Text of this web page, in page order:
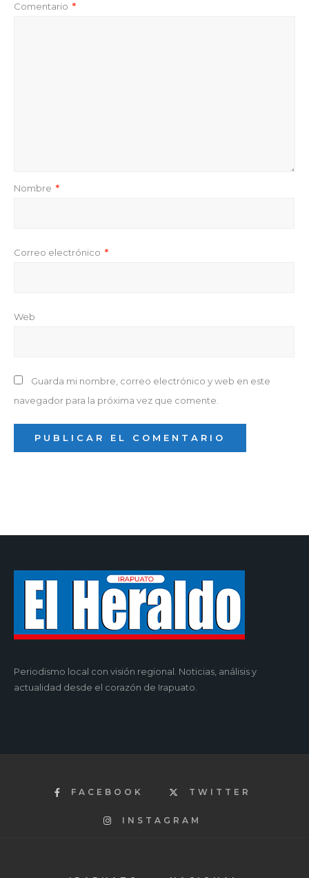
Comentario *
Nombre *
Correo electrónico *
Web
Guarda mi nombre, correo electrónico y web en este
navegador para la próxima vez que comente.
Periodismo local con visión regional. Noticias, análisis y
actualidad desde el corazón de Irapuato.
FACEBOOK TWITTER
INSTAGRAM